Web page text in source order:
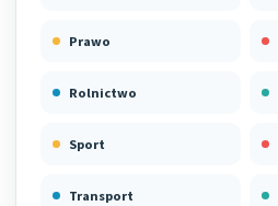
Prawo
Rolnictwo
Sport
Transport